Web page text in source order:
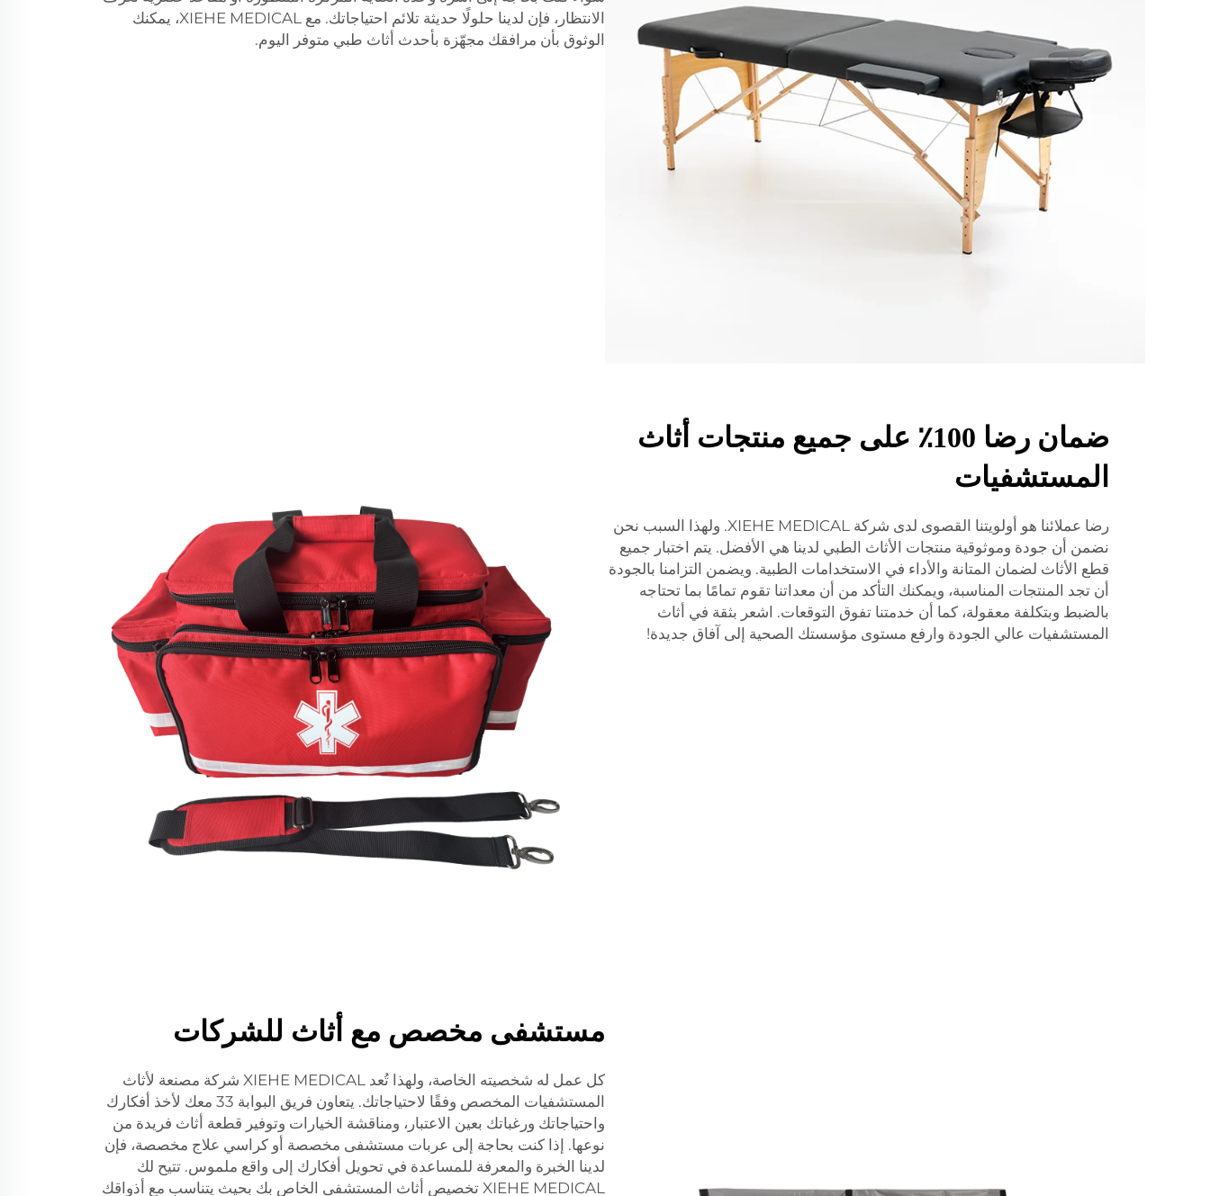
الانتظار، فإن لدينا حلولًا حديثة تلائم احتياجاتك. مع XIEHE MEDICAL، يمكنك
الوثوق بأن مرافقك مجهّزة بأحدث أثاث طبي متوفر اليوم.
ضمان رضا 100٪ على جميع منتجات أثاث
المستشفيات
رضا عملائنا هو أولويتنا القصوى لدى شركة XIEHE MEDICAL. ولهذا السبب نحن
نضمن أن جودة وموثوقية منتجات الأثاث الطبي لدينا هي الأفضل. يتم اختبار جميع
قطع الأثاث لضمان المتانة والأداء في الاستخدامات الطبية. ويضمن التزامنا بالجودة
أن تجد المنتجات المناسبة، ويمكنك التأكد من أن معداتنا تقوم تمامًا بما تحتاجه
بالضبط وبتكلفة معقولة، كما أن خدمتنا تفوق التوقعات. اشعر بثقة في أثاث
المستشفيات عالي الجودة وارفع مستوى مؤسستك الصحية إلى آفاق جديدة!
مستشفى مخصص مع أثاث للشركات
كل عمل له شخصيته الخاصة، ولهذا تُعد XIEHE MEDICAL شركة مصنعة لأثاث
المستشفيات المخصص وفقًا لاحتياجاتك. يتعاون فريق البوابة 33 معك لأخذ أفكارك
واحتياجاتك ورغباتك بعين الاعتبار، ومناقشة الخيارات وتوفير قطعة أثاث فريدة من
نوعها. إذا كنت بحاجة إلى عربات مستشفى مخصصة أو كراسي علاج مخصصة، فإن
لدينا الخبرة والمعرفة للمساعدة في تحويل أفكارك إلى واقع ملموس. تتيح لك
XIEHE MEDICAL تخصيص أثاث المستشفى الخاص بك بحيث يتناسب مع أذواقك